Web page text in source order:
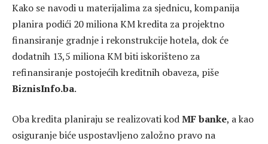
Kako se navodi u materijalima za sjednicu, kompanija
planira podići 20 miliona KM kredita za projektno
finansiranje gradnje i rekonstrukcije hotela, dok će
dodatnih 13,5 miliona KM biti iskorišteno za
refinansiranje postojećih kreditnih obaveza, piše
BiznisInfo.ba.
Oba kredita planiraju se realizovati kodMF banke, a kao
osiguranje biće uspostavljeno založno pravo na